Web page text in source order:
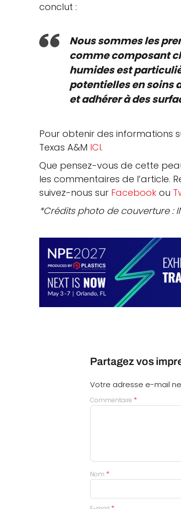
conclut :
Nous sommes les
comme composant
humides est
potentielles en soins
et adhérer à des
Pour obtenir des informations
Texas A&M ICI.
Que pensez-vous de cette
les commentaires de l’article.
suivez-nous sur Facebook ou
*Crédits photo de couverture :
Partagez vos
Votre adresse e-mail
Commentaire *
Nom *